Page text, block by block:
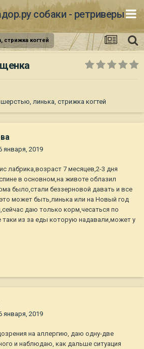
собаки - ретриверы
стрижка когтей
линька, стрижка когтей
января, 2019
лабрика,возраст 7 месяцев,2-3 дня
в основном,на животе облазил
было,стали беззерновой давать и все
может быть,линька или на Новый год
даю только корм,чесаться по
из за еды которую надавали,может у
января, 2019
на аллергию, даю одну-две
и наблюдаю, как дальше ситуация